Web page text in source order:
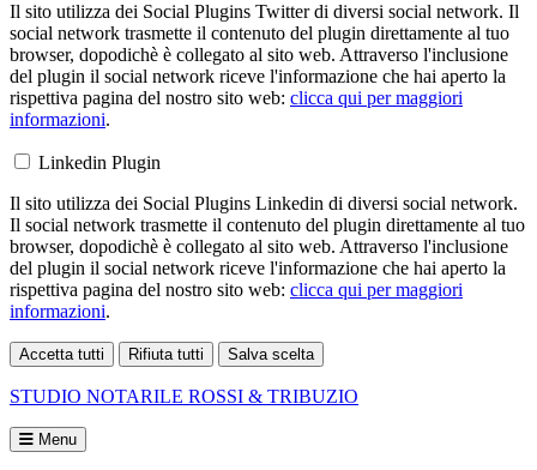
Il sito utilizza dei Social Plugins Twitter di diversi social network. Il
social network trasmette il contenuto del plugin direttamente al tuo
browser, dopodichè è collegato al sito web. Attraverso l'inclusione
del plugin il social network riceve l'informazione che hai aperto la
rispettiva pagina del nostro sito web: clicca qui per maggiori
informazioni.
Linkedin Plugin
Il sito utilizza dei Social Plugins Linkedin di diversi social network.
Il social network trasmette il contenuto del plugin direttamente al tuo
browser, dopodichè è collegato al sito web. Attraverso l'inclusione
del plugin il social network riceve l'informazione che hai aperto la
rispettiva pagina del nostro sito web: clicca qui per maggiori
informazioni.
Accetta tutti Rifiuta tutti Salva scelta
STUDIO NOTARILE ROSSI & TRIBUZIO
Menu